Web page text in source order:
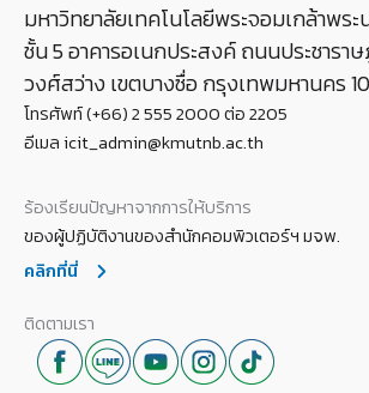
มหาวิทยาลัยเทคโนโลยีพระจอมเกล้าพระ
ชั้น 5 อาคารอเนกประสงค์ ถนนประชาราษ
วงศ์สว่าง เขตบางซื่อ กรุงเทพมหานคร
โทรศัพท์ (+66) 2 555 2000 ต่อ 2205
อีเมล icit_admin@kmutnb.ac.th
ร้องเรียนปัญหาจากการให้บริการ
ของผู้ปฏิบัติงานของสำนักคอมพิวเตอร์ฯ มจพ.
คลิกที่นี่
ติดตามเรา